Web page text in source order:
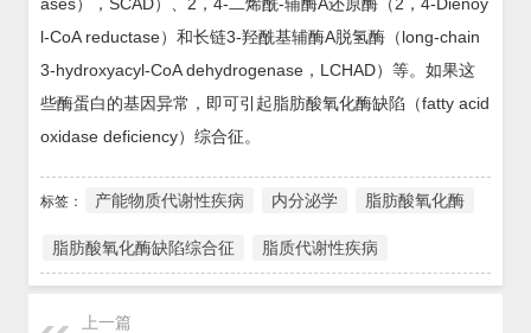
l-CoA reductase）和长链3-羟酰基辅酶A脱氢酶（long-chain
3-hydroxyacyl-CoA dehydrogenase，LCHAD）等。如果这
些酶蛋白的基因异常，即可引起脂肪酸氧化酶缺陷（fatty acid
oxidase deficiency）综合征。
标签： 产能物质代谢性疾病 内分泌学 脂肪酸氧化酶
脂肪酸氧化酶缺陷综合征 脂质代谢性疾病
上一篇